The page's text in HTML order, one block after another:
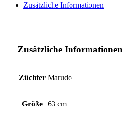
Zusätzliche Informationen
Zusätzliche Informationen
Züchter Marudo
Größe 63 cm